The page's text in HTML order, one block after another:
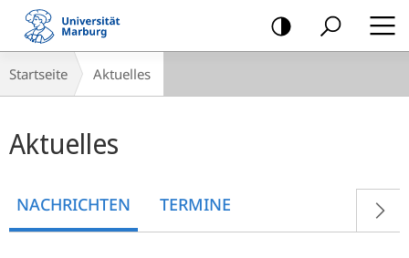
Mobile-
Navigation
Breadcrumb-
Navigation
Startseite Aktuelles
Aktuelles
NACHRICHTEN TERMINE